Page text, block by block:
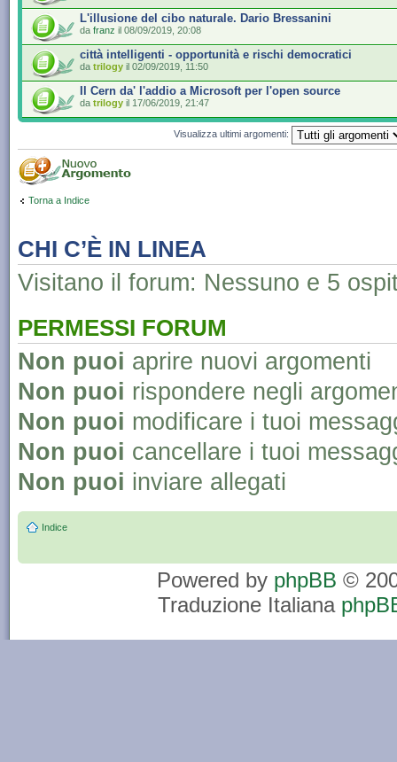
L'illusione del cibo naturale. Dario Bressanini
da franz il 08/09/2019, 20:08
città intelligenti - opportunità e rischi democratici
da trilogy il 02/09/2019, 11:50
Il Cern da' l'addio a Microsoft per l'open source
da trilogy il 17/06/2019, 21:47
Visualizza ultimi argomenti:
Torna a Indice
CHI C’È IN LINEA
Visitano il forum: Nessuno e 5
PERMESSI FORUM
Non puoi aprire nuovi argomenti
Non puoi rispondere negli
Non puoi modificare i tuoi
Non puoi cancellare i tuoi
Non puoi inviare allegati
Indice
Powered by phpBB ©
Traduzione Italiana